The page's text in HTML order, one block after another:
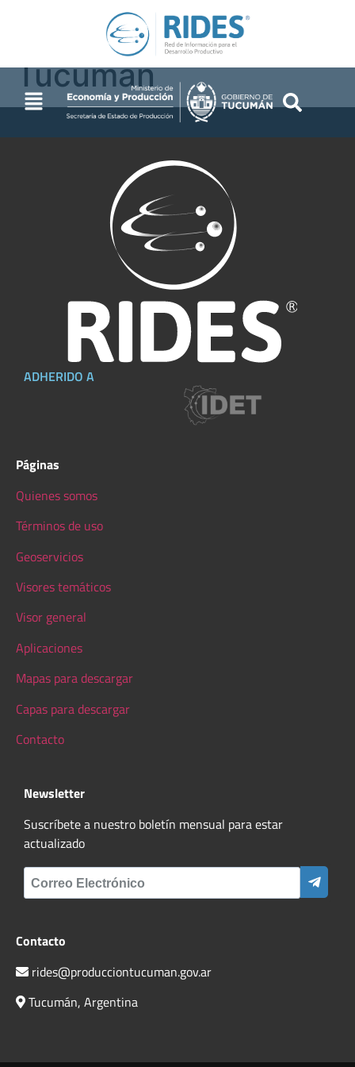
2014 – Prov. de
Tucumán
ADHERIDO A
Páginas
Quienes somos
Términos de uso
Geoservicios
Visores temáticos
Visor general
Aplicaciones
Mapas para descargar
Capas para descargar
Contacto
Newsletter
Suscríbete a nuestro boletín mensual para estar
actualizado
Contacto
rides@producciontucuman.gov.ar
Tucumán, Argentina